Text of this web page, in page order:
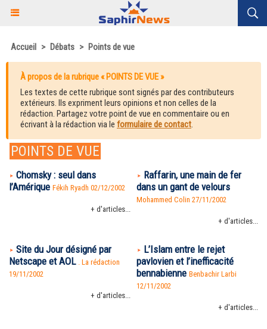
Accueil > Débats > Points de vue
À propos de la rubrique « POINTS DE VUE »
Les textes de cette rubrique sont signés par des contributeurs
extérieurs. Ils expriment leurs opinions et non celles de la
rédaction. Partagez votre point de vue en commentaire ou en
écrivant à la rédaction via le formulaire de contact.
POINTS DE VUE
Chomsky : seul dans
l’Amérique Fékih Ryadh 02/12/2002
+ d'articles...
Raffarin, une main de fer
dans un gant de velours
Mohammed Colin 27/11/2002
+ d'articles...
Site du Jour désigné par
Netscape et AOL . La rédaction
19/11/2002
+ d'articles...
L’Islam entre le rejet
pavlovien et l’inefficacité
bennabienne Benbachir Larbi
12/11/2002
+ d'articles...